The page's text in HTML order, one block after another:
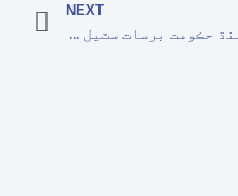
NEXT
سنڌ حڪومت برسات سٽيل 22 لک ماڻهن کي معاوضو ڏيڻ جي منظوري ڏئي ڇڏي